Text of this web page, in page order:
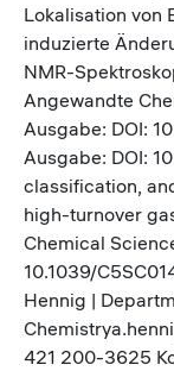
Lokalisation von
induzierte
NMR-
Angewandte
Ausgabe: DOI:
Ausgabe: DOI:
classification,
high-turnover
Chemical
10.1039/
Hennig |
421 200-3625